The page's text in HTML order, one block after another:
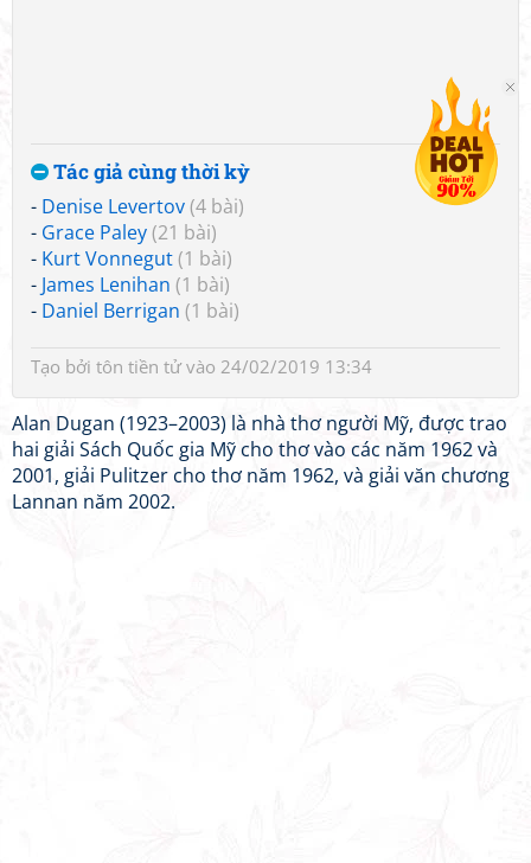
Tác giả cùng thời kỳ
- Denise Levertov(4 bài)
- Grace Paley(21 bài)
- Kurt Vonnegut(1 bài)
- James Lenihan (1 bài)
- Daniel Berrigan (1 bài)
Tạo bởi tôn tiền tửvào 24/02/2019 13:34
Alan Dugan (1923–2003) là nhà thơ người Mỹ, được trao
hai giải Sách Quốc gia Mỹ cho thơ vào các năm 1962 và
2001, giải Pulitzer cho thơ năm 1962, và giải văn chương
Lannan năm 2002.